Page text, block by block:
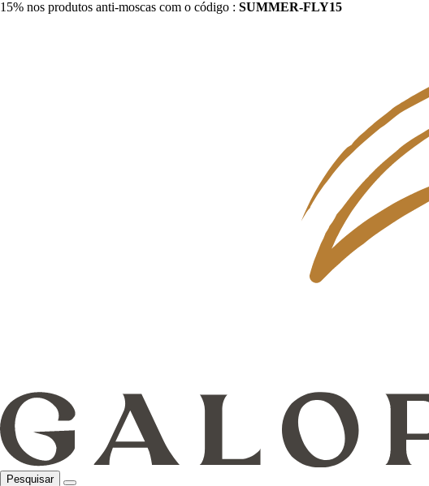
15% nos produtos anti-moscas com o código : SUMMER-FLY15
Pesquisar